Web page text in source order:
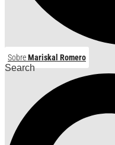
SobreMariskal Romero
Search